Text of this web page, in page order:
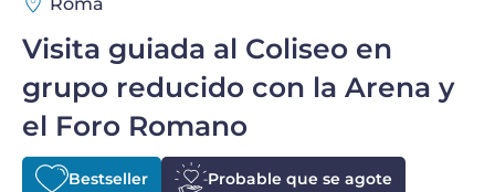
Visita guiada al Coliseo en
grupo reducido con la Arena y
el Foro Romano
Bestseller Probable que se agote